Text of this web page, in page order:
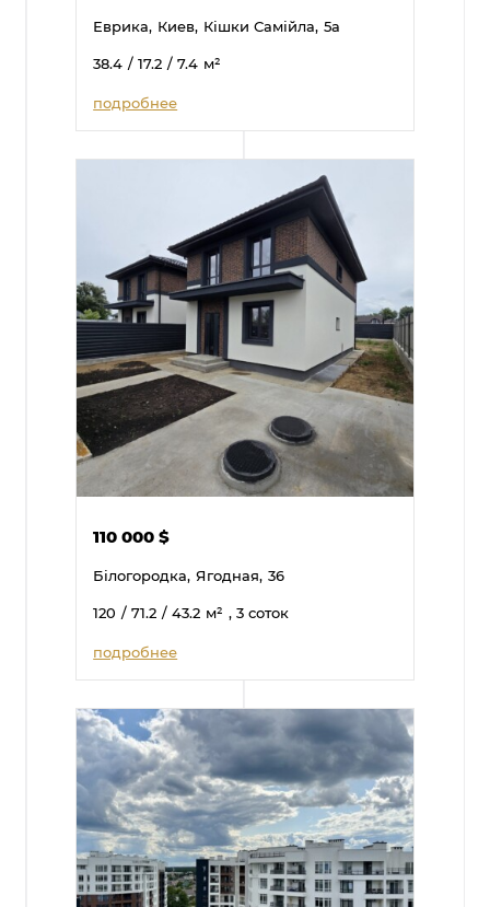
Еврика, Киев, Кішки Самійла, 5а
38.4 / 17.2 / 7.4 м²
подробнее
110 000$
Білогородка, Ягодная, 36
120 / 71.2 / 43.2 м² , 3 соток
подробнее